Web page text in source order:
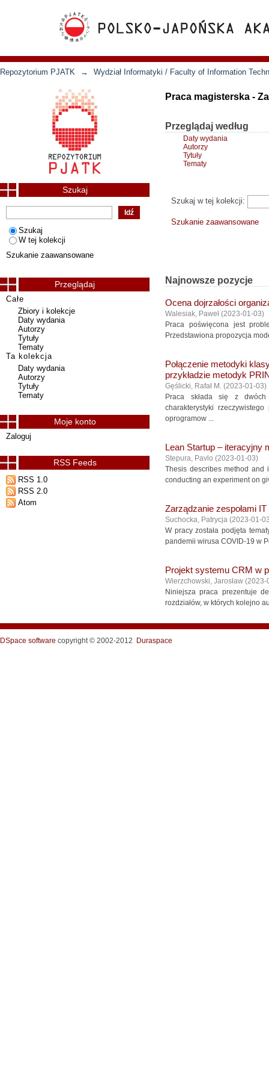
Repozytorium PJATK → Wydział Informatyki / Faculty of Information
Praca magisterska -
Przeglądaj według
Daty wydania
Autorzy
Tytuły
Tematy
Szukaj w tej kolekcji:
Szukanie zaawansowane
Najnowsze pozycje
Ocena dojrzałości
Walesiak, Paweł (2023-01-03)
Praca poświęcona jest
Przedstawiona propozycja
Połączenie metodyki
przykładzie metodyk
Gęślicki, Rafał M. (2023-01-03)
Praca składa się z dwóch
charakterystyki
oprogramow ...
Lean Startup – iteracyjny
Stepura, Pavlo (2023-01-03)
Thesis describes method and
conducting an experiment on
Zarządzanie zespołami
Suchocka, Patrycja (2023-01-
W pracy została podjęta
pandemii wirusa COVID-19 w
Projekt systemu CRM w
Wierzchowski, Jarosław (2023-
Niniejsza praca prezentuje
rozdziałów, w których kolejno
Szukaj
Szukaj
W tej kolekcji
Szukanie zaawansowane
Przeglądaj
Całe
Zbiory i kolekcje
Daty wydania
Autorzy
Tytuły
Tematy
Ta kolekcja
Daty wydania
Autorzy
Tytuły
Tematy
Moje konto
Zaloguj
RSS Feeds
RSS 1.0
RSS 2.0
Atom
DSpace software copyright © 2002-2012 Duraspace